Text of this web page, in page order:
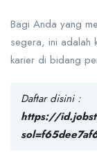
Bagi Anda yang
segera, ini adalah
karier di bidang
Daftar disini :
https://